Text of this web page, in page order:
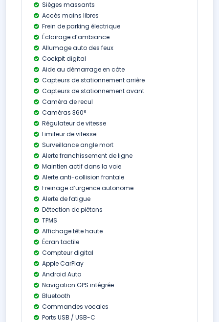
Sièges massants
Accès mains libres
Frein de parking électrique
Éclairage d’ambiance
Allumage auto des feux
Cockpit digital
Aide au démarrage en côte
Capteurs de stationnement arrière
Capteurs de stationnement avant
Caméra de recul
Caméras 360°
Régulateur de vitesse
Limiteur de vitesse
Surveillance angle mort
Alerte franchissement de ligne
Maintien actif dans la voie
Alerte anti-collision frontale
Freinage d’urgence autonome
Alerte de fatigue
Détection de piétons
TPMS
Affichage tête haute
Écran tactile
Compteur digital
Apple CarPlay
Android Auto
Navigation GPS intégrée
Bluetooth
Commandes vocales
Ports USB / USB-C